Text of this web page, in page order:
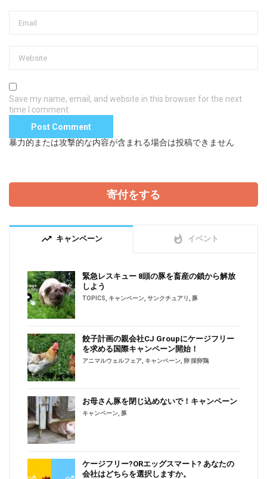
Save my name, email, and website in this browser for the next
time I comment.
暴力的または攻撃的な内容が含まれる場合は投稿できません
寄付をする
trending_up キャンペーン whatshot イベント
緊急レスキュー 8頭の豚を畜産の鎖から解放
しよう
TOPICS キャンペーン サンクチュアリ 豚
餃子計画の親会社CJ Groupにケージフリー
を求める国際キャンペーン開始！
アニマルウェルフェア キャンペーン 卵 採卵鶏
お母さん豚を閉じ込めないで！キャンペーン
キャンペーン 豚
ケージフリー?ORエッグスマート? あなたの
会社はどちらを選択しますか。